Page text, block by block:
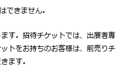
できません。
す。招待チケットでは、出展者専
トをお持ちのお客様は、前売りチ
ます。